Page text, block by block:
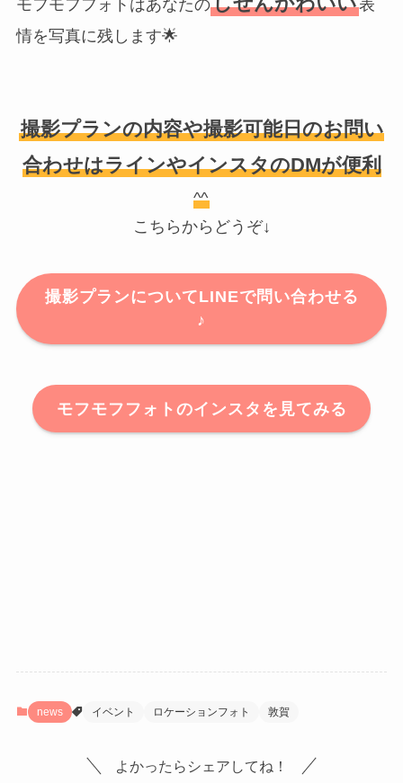
モフモフフォトはあなたの
表
情を写真に残します🌟
撮影プランの内容や撮影可能日のお問い
合わせはラインやインスタのDMが便利
^^
こちらからどうぞ↓
撮影プランについてLINEで問い合わせる
♪
モフモフフォトのインスタを見てみる
news イベント ロケーションフォト 敦賀
よかったらシェアしてね！